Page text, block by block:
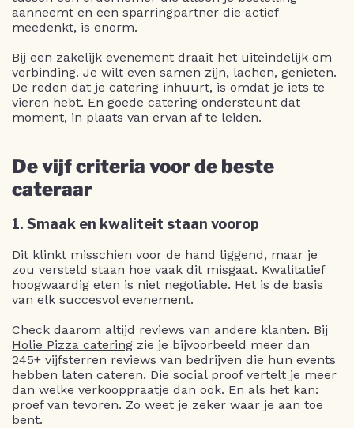
aanneemt en een sparringpartner die actief
meedenkt, is enorm.
Bij een zakelijk evenement draait het uiteindelijk om
verbinding. Je wilt even samen zijn, lachen, genieten.
De reden dat je catering inhuurt, is omdat je iets te
vieren hebt. En goede catering ondersteunt dat
moment, in plaats van ervan af te leiden.
De vijf criteria voor de beste
cateraar
1. Smaak en kwaliteit staan voorop
Dit klinkt misschien voor de hand liggend, maar je
zou versteld staan hoe vaak dit misgaat. Kwalitatief
hoogwaardig eten is niet negotiable. Het is de basis
van elk succesvol evenement.
Check daarom altijd reviews van andere klanten. Bij
Holie Pizza catering zie je bijvoorbeeld meer dan
245+ vijfsterren reviews van bedrijven die hun events
hebben laten cateren. Die social proof vertelt je meer
dan welke verkooppraatje dan ook. En als het kan:
proef van tevoren. Zo weet je zeker waar je aan toe
bent.